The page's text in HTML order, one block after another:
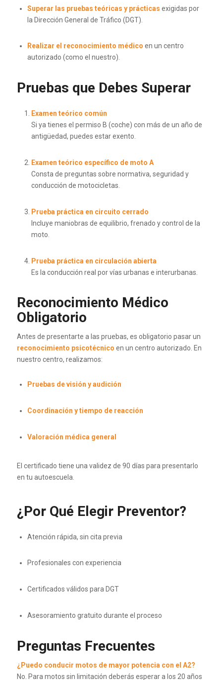
Superar las pruebas teóricas y prácticas exigidas por
la Dirección General de Tráfico (DGT).
Realizar el reconocimiento médico en un centro
autorizado (como el nuestro).
Pruebas que Debes Superar
Examen teórico común
Si ya tienes el permiso B (coche) con más de un año de
antigüedad, puedes estar exento.
Examen teórico específico de moto A
Consta de preguntas sobre normativa, seguridad y
conducción de motocicletas.
Prueba práctica en circuito cerrado
Incluye maniobras de equilibrio, frenado y control de la
moto.
Prueba práctica en circulación abierta
Es la conducción real por vías urbanas e interurbanas.
Reconocimiento Médico
Obligatorio
Antes de presentarte a las pruebas, es obligatorio pasar un
reconocimiento psicotécnico en un centro autorizado. En
nuestro centro, realizamos:
Pruebas de visión y audición
Coordinación y tiempo de reacción
Valoración médica general
El certificado tiene una validez de 90 días para presentarlo
en tu autoescuela.
¿Por Qué Elegir Preventor?
Atención rápida, sin cita previa
Profesionales con experiencia
Certificados válidos para DGT
Asesoramiento gratuito durante el proceso
Preguntas Frecuentes
¿Puedo conducir motos de mayor potencia con el A2?
No. Para motos sin limitación deberás esperar a los 20 años